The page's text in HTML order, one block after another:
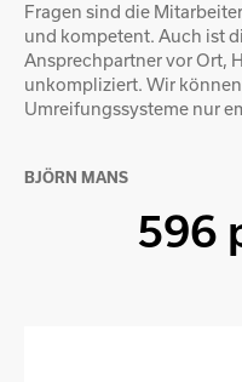
Fragen sind die
und kompetent. Auch ist
Ansprechpartner vor Ort,
unkompliziert. Wir
Umreifungssysteme nur
BJÖRN MANS
596